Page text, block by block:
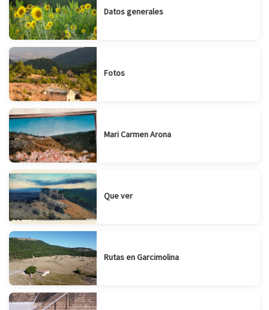
Datos generales
Fotos
Mari Carmen Arona
Que ver
Rutas en Garcimolina